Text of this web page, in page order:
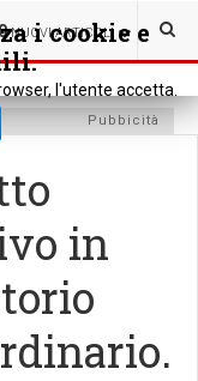
i cookie e
l'utente accetta.
NUOVI ARTICOLI
Pubbicità
in